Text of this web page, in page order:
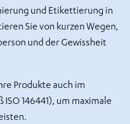
und Etikettierung in
Sie von kurzen Wegen,
und der Gewissheit
Produkte auch im
ISO 146441), um maximale